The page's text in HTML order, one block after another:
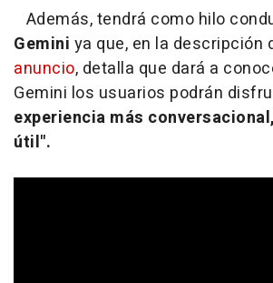
Además, tendrá como hilo
Gemini ya que, en la descripción
anuncio, detalla que dará a
Gemini los usuarios podrán
experiencia más
útil".